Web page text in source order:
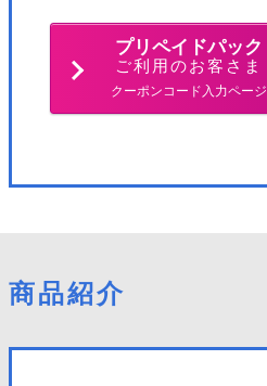
プリペイドパック
ご利用のお客さま
クーポンコード入力ページ
商品紹介